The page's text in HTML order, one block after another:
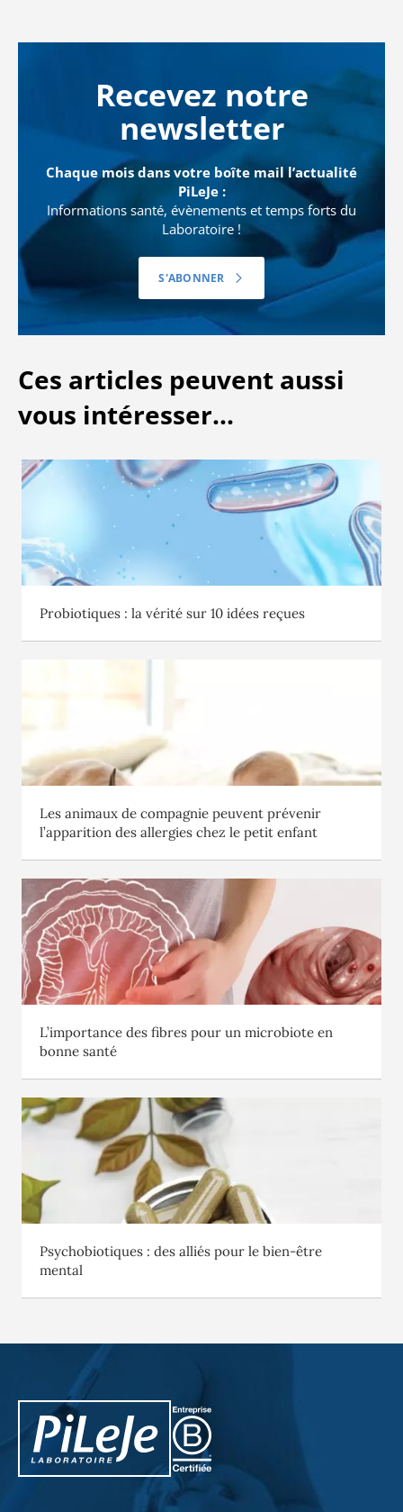
Recevez notre
newsletter
Chaque mois dans votre boîte mail l’actualité
PiLeJe :
Informations santé, évènements et temps forts du
Laboratoire !
S'ABONNER
Ces articles peuvent aussi
vous intéresser...
Probiotiques : la vérité sur 10 idées reçues
Les animaux de compagnie peuvent prévenir
l’apparition des allergies chez le petit enfant
L’importance des fibres pour un microbiote en
bonne santé
Psychobiotiques : des alliés pour le bien-être
mental
PiLeJe : informations complémentaires